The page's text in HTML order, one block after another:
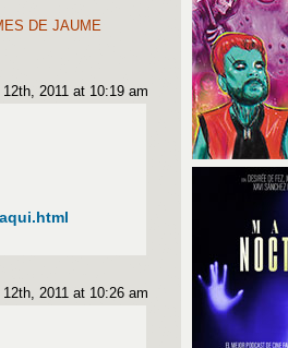
DE JAUME
2011 at 10:19 am
2011 at 10:26 am